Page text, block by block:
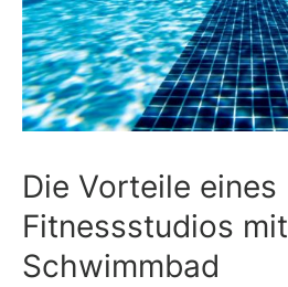
Die Vorteile eines
Fitnessstudios mit
Schwimmbad